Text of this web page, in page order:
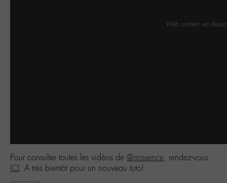
Web content est
Pour consulter toutes les vidéos de @maxence, rendez-vous
ICI . A très bientôt pour un nouveau tuto!